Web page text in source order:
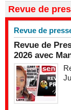
Revue de
Revue de
Revue de
2026 avec